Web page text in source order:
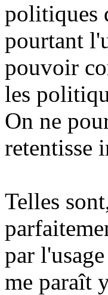
politiques
pourtant
pouvoir
les
On ne
retentisse
Telles
par
me paraît